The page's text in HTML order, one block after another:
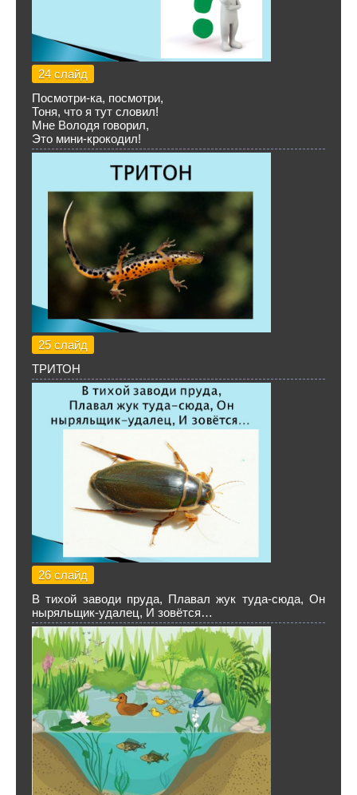
24 слайд
Посмотри-ка, посмотри,
Тоня, что я тут словил!
Мне Володя говорил,
Это мини-крокодил!
25 слайд
ТРИТОН
26 слайд
В тихой заводи пруда, Плавал жук туда-сюда, Он
ныряльщик-удалец, И зовётся…